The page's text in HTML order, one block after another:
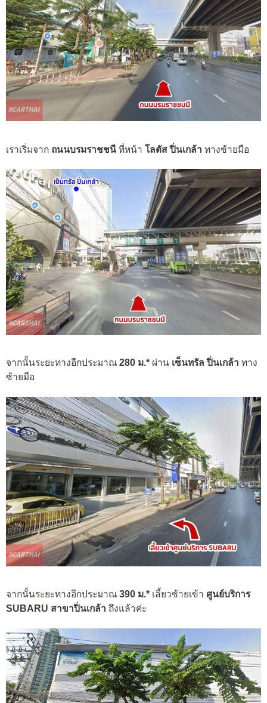
เราเริ่มจาก ถนนบรมราชชนี ที่หน้า โลตัส ปิ่นเกล้า ทางซ้ายมือ
จากนั้นระยะทางอีกประมาณ 280 ม.* ผ่าน เซ็นทรัล ปิ่นเกล้า ทาง
ซ้ายมือ
จากนั้นระยะทางอีกประมาณ 390 ม.* เลี้ยวซ้ายเข้า ศูนย์บริการ
SUBARU สาขาปิ่นเกล้า ถึงแล้วค่ะ